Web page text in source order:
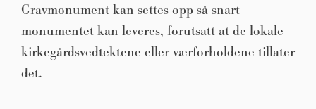
Gravmonument kan settes opp så snart
monumentet kan leveres, forutsatt at de lokale
kirkegårdsvedtektene eller værforholdene tillater
det.